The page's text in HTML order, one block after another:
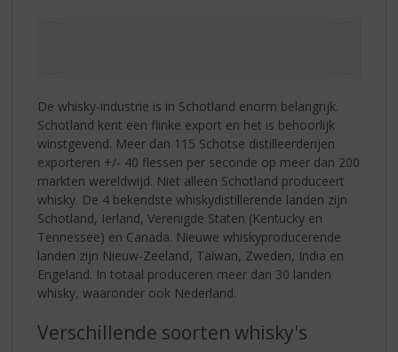
De whisky-industrie is in Schotland enorm belangrijk.
Schotland kent een flinke export en het is behoorlijk
winstgevend. Meer dan 115 Schotse distilleerderijen
exporteren +/- 40 flessen per seconde op meer dan 200
markten wereldwijd. Niet alleen Schotland produceert
whisky. De 4 bekendste whiskydistillerende landen zijn
Schotland, Ierland, Verenigde Staten (Kentucky en
Tennessee) en Canada. Nieuwe whiskyproducerende
landen zijn Nieuw-Zeeland, Taiwan, Zweden, India en
Engeland. In totaal produceren meer dan 30 landen
whisky, waaronder ook Nederland.
Verschillende soorten whisky's